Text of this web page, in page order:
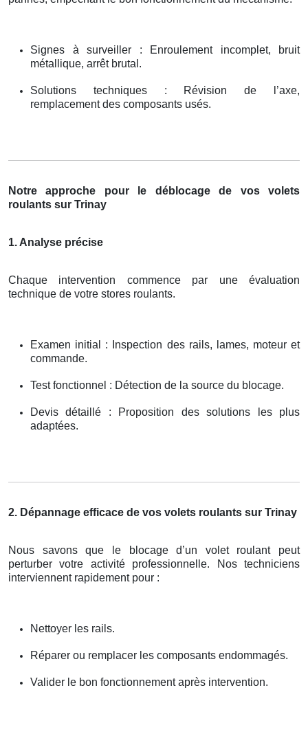
Signes à surveiller : Enroulement incomplet, bruit
métallique, arrêt brutal.
Solutions techniques : Révision de l’axe,
remplacement des composants usés.
Notre approche pour le déblocage de vos volets
roulants sur Trinay
1. Analyse précise
Chaque intervention commence par une évaluation
technique de votre stores roulants.
Examen initial : Inspection des rails, lames, moteur et
commande.
Test fonctionnel : Détection de la source du blocage.
Devis détaillé : Proposition des solutions les plus
adaptées.
2. Dépannage efficace de vos volets roulants sur Trinay
Nous savons que le blocage d’un volet roulant peut
perturber votre activité professionnelle. Nos techniciens
interviennent rapidement pour :
Nettoyer les rails.
Réparer ou remplacer les composants endommagés.
Valider le bon fonctionnement après intervention.